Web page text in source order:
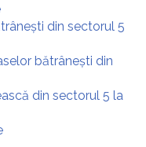
din sectorul 5
bătrânești din
din sectorul 5 la